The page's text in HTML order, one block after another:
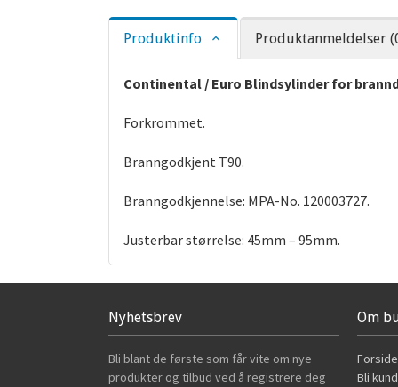
Produktinfo Produktanmeldelser
Continental / Euro Blindsylinder for
Forkrommet.
Branngodkjent T90.
Branngodkjennelse: MPA-No. 120003727.
Justerbar størrelse: 45mm – 95mm.
Nyhetsbrev
Bli blant de første som får vite om nye
produkter og tilbud ved å registrere deg
Om
Forside
Bli